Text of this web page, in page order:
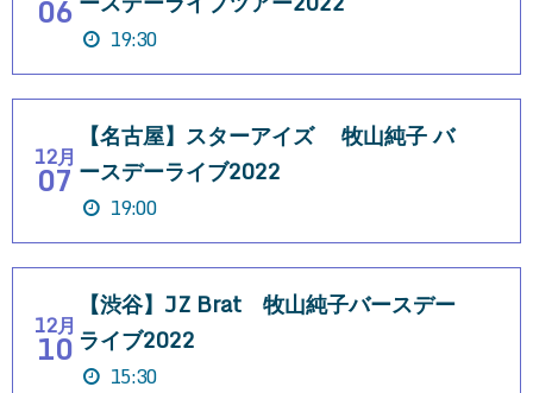
06
19:30
12月
07
【名古屋】スターアイズ 牧山純子 バ
ースデーライブ2022
19:00
12月
10
【渋谷】JZ Brat 牧山純子バースデー
ライブ2022
15:30